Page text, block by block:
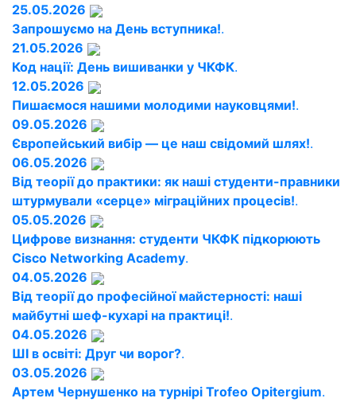
25.05.2026
Запрошуємо на День вступника!.
21.05.2026
Код нації: День вишиванки у ЧКФК.
12.05.2026
Пишаємося нашими молодими науковцями!.
09.05.2026
Європейський вибір — це наш свідомий шлях!.
06.05.2026
Від теорії до практики: як наші студенти-правники
штурмували «серце» міграційних процесів!.
05.05.2026
Цифрове визнання: студенти ЧКФК підкорюють
Cisco Networking Academy.
04.05.2026
Від теорії до професійної майстерності: наші
майбутні шеф-кухарі на практиці!.
04.05.2026
ШІ в освіті: Друг чи ворог?.
03.05.2026
Артем Чернушенко на турнірі Trofeo Opitergium.